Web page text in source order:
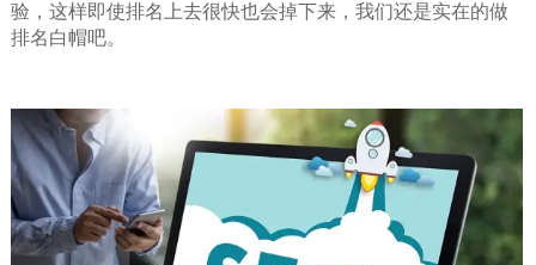
验，这样即使排名上去很快也会掉下来，我们还是实在的做
排名白帽吧。